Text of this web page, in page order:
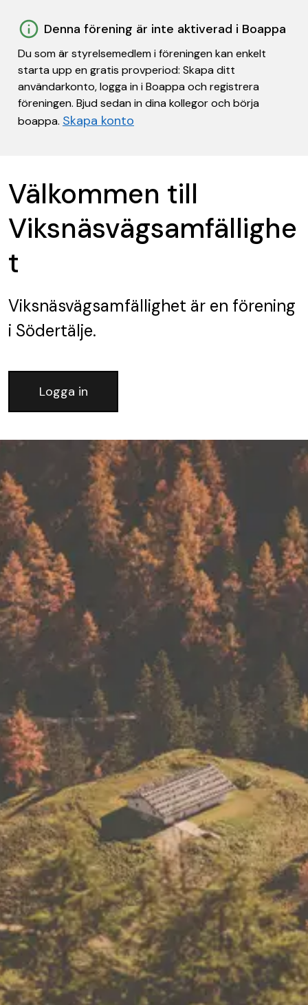
Denna förening är inte aktiverad i Boappa
Du som är styrelsemedlem i föreningen kan enkelt
starta upp en gratis provperiod: Skapa ditt
användarkonto, logga in i Boappa och registrera
föreningen. Bjud sedan in dina kollegor och börja
boappa. Skapa konto
Välkommen till
Viksnäsvägsamfällighe
t
Viksnäsvägsamfällighet är en förening
i Södertälje.
Logga in